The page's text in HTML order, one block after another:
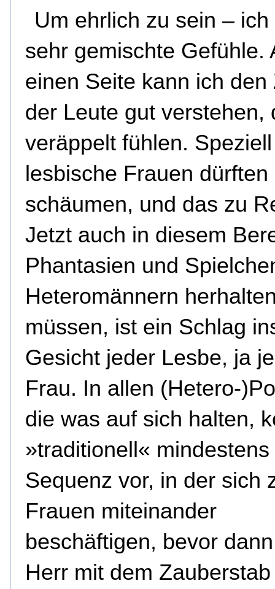
Um ehrlich zu sein – ich
sehr gemischte Gefühle.
einen Seite kann ich den
der Leute gut verstehen,
veräppelt fühlen. Speziell
lesbische Frauen dürften
schäumen, und das zu
Jetzt auch in diesem
Phantasien und
Heteromännern
müssen, ist ein Schlag
Gesicht jeder Lesbe, ja
Frau. In allen (Hetero-
die was auf sich halten,
»traditionell«
Sequenz vor, in der sich
Frauen miteinander
beschäftigen, bevor
Herr mit dem